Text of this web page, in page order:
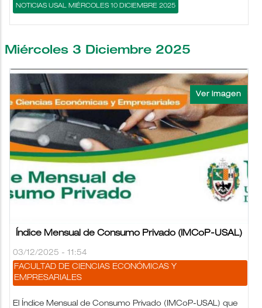
NOTICIAS USAL MIÉRCOLES 10 DICIEMBRE 2025
Miércoles 3 Diciembre 2025
Índice Mensual de Consumo Privado (IMCoP-USAL)
03/12/2025 - 11:54
FACULTAD DE CIENCIAS ECONÓMICAS Y
EMPRESARIALES
El Índice Mensual de Consumo Privado (IMCoP-USAL) que